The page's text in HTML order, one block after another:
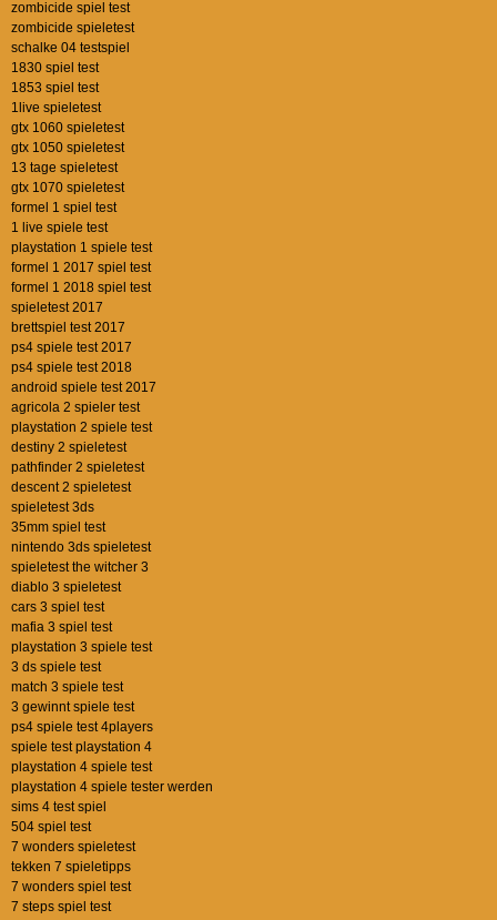
zombicide spiel test
zombicide spieletest
schalke 04 testspiel
1830 spiel test
1853 spiel test
1live spieletest
gtx 1060 spieletest
gtx 1050 spieletest
13 tage spieletest
gtx 1070 spieletest
formel 1 spiel test
1 live spiele test
playstation 1 spiele test
formel 1 2017 spiel test
formel 1 2018 spiel test
spieletest 2017
brettspiel test 2017
ps4 spiele test 2017
ps4 spiele test 2018
android spiele test 2017
agricola 2 spieler test
playstation 2 spiele test
destiny 2 spieletest
pathfinder 2 spieletest
descent 2 spieletest
spieletest 3ds
35mm spiel test
nintendo 3ds spieletest
spieletest the witcher 3
diablo 3 spieletest
cars 3 spiel test
mafia 3 spiel test
playstation 3 spiele test
3 ds spiele test
match 3 spiele test
3 gewinnt spiele test
ps4 spiele test 4players
spiele test playstation 4
playstation 4 spiele test
playstation 4 spiele tester werden
sims 4 test spiel
504 spiel test
7 wonders spieletest
tekken 7 spieletipps
7 wonders spiel test
7 steps spiel test